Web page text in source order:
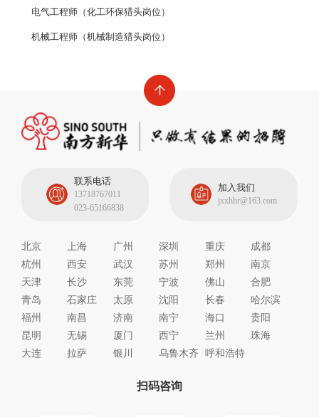
电气工程师（化工环保猎头岗位）
机械工程师（机械制造猎头岗位）
财务经理（消费品猎头职位）
联系电话
13718767011
023-65166838
加入我们
jxxhhr@163.com
北京 上海 广州 深圳 重庆
成都
杭州
西安 武汉 苏州 郑州
南京
天津
长沙 东莞 宁波 佛山
合肥
青岛
石家庄 太原 沈阳 长春
哈尔滨
福州
南昌 济南 南宁 海口
贵阳
昆明
无锡 厦门 西宁 兰州
珠海
大连
拉萨 银川 乌鲁木齐 呼和浩特
扫码咨询